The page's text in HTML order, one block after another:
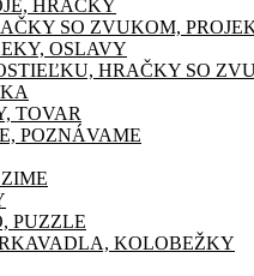
HRAČKY
SO ZVUKOM,
OSLAVY
HRAČKY SO
TOVAR
POZNÁVAME
PUZZLE
KOLOBEŽKY